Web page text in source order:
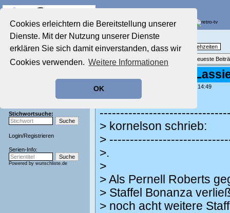
Cookies erleichtern die Bereitstellung unserer
Dienste. Mit der Nutzung unserer Dienste
erklären Sie sich damit einverstanden, dass wir
Cookies verwenden. Weitere Informationen
OK
Startseite
Aktuelles Forum
Film-Forum
Zeichentrick-Forum
Stichwortsuche:
Login/Registrieren
Serien-Info:
Powered by wunschliste.de
Nostalgieecke
TV-Erinnerungen an gute, alte Fernsehzeiten
Themenübersicht
• Neueste
Re: Laufzeit von
geschrieben von: , 13.08.24 14:49
Norbert schrieb:
> kornelson schrieb:
>
>.
>
> Als Pernell Roberts
> Staffel Bonanza
> noch acht weitere